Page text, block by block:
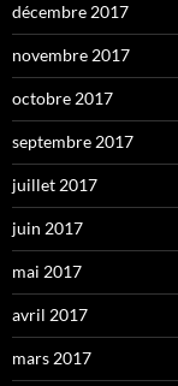
décembre 2017
novembre 2017
octobre 2017
septembre 2017
juillet 2017
juin 2017
mai 2017
avril 2017
mars 2017